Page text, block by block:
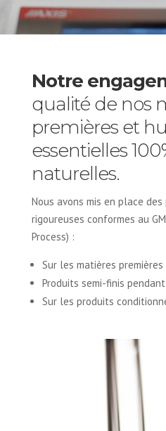
Notre
qualité de nos
premières et
essentielles
naturelles.
Nous avons mis en place
rigoureuses conformes au
Process) :
Sur les matières
Produits semi-finis
Sur les produits